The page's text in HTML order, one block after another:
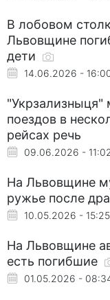
В лобовом
Львовщине
дети
14.06.2026 -
"Укрзализныця"
поездов в
рейсах речь
09.06.2026 - 11:02
На Львовщине
ружье после
10.05.2026 - 15:25
На Львовщине
есть погибшие
01.05.2026 -